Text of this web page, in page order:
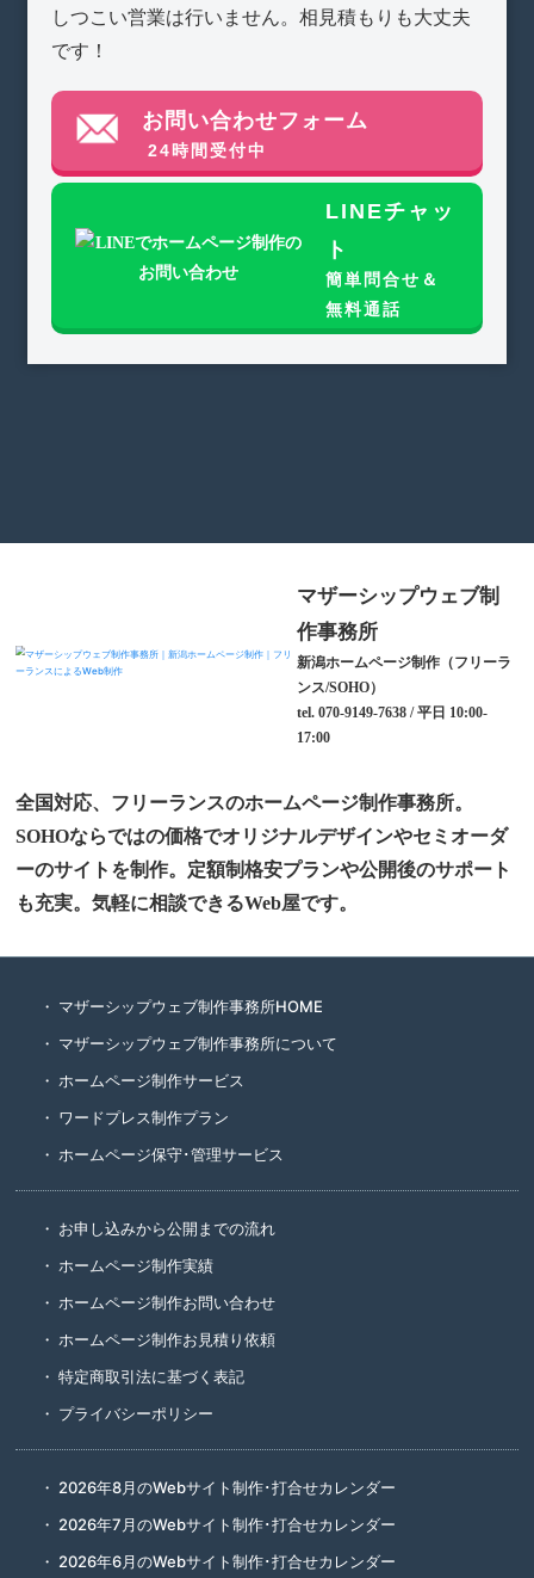
しつこい営業は行いません。相見積もりも大丈夫
です！
お問い合わせフォーム
24時間受付中
LINEチャッ
ト
簡単問合せ＆
無料通話
マザーシップウェブ制
作事務所
新潟ホームページ制作（フリーラ
ンス/SOHO）
tel. 070-9149-7638 / 平日 10:00-
17:00
全国対応、フリーランスのホームページ制作事務所。
SOHOならではの価格でオリジナルデザインやセミオーダ
ーのサイトを制作。定額制格安プランや公開後のサポート
も充実。気軽に相談できるWeb屋です。
マザーシップウェブ制作事務所HOME
マザーシップウェブ制作事務所について
ホームページ制作サービス
ワードプレス制作プラン
ホームページ保守･管理サービス
お申し込みから公開までの流れ
ホームページ制作実績
ホームページ制作お問い合わせ
ホームページ制作お見積り依頼
特定商取引法に基づく表記
プライバシーポリシー
2026年8月のWebサイト制作･打合せカレンダー
2026年7月のWebサイト制作･打合せカレンダー
2026年6月のWebサイト制作･打合せカレンダー